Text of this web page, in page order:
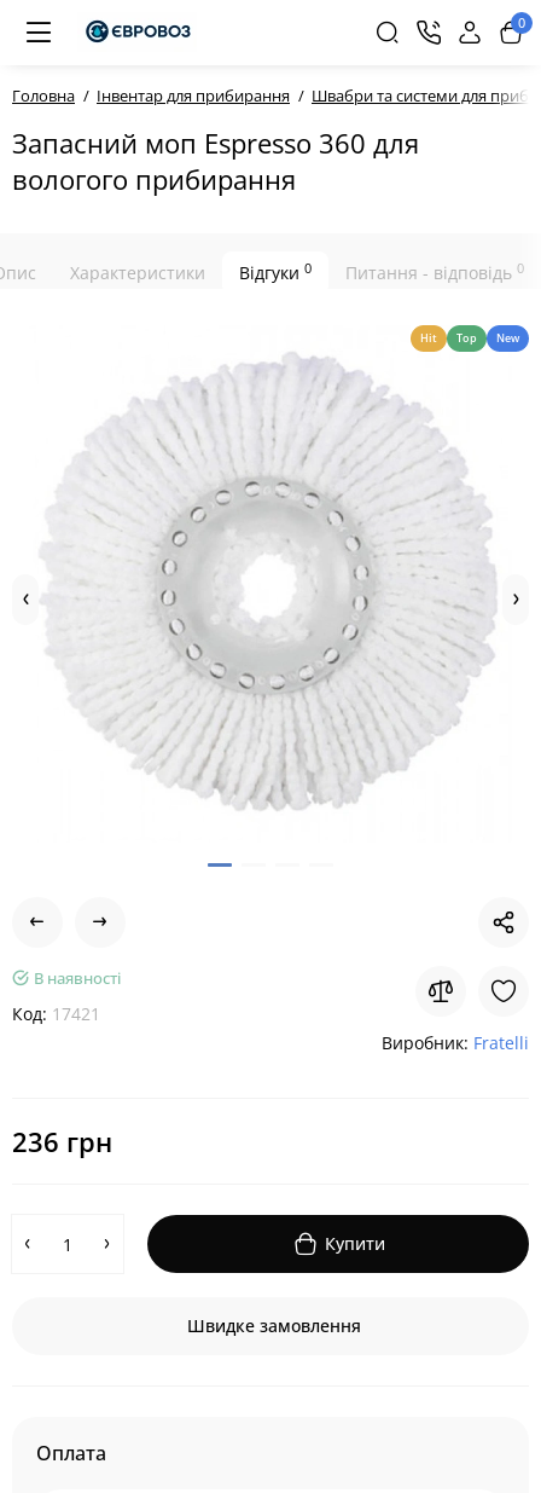
0
Головна Інвентар для прибирання Швабри та системи для
Запасний моп Espresso 360 для
вологого прибирання
Характеристики Відгуки 0 Питання - відповідь 0
Hit Top New
В наявності
Код: 17421
Виробник: Fratelli
236 грн
Купити
Швидке замовлення
Оплата